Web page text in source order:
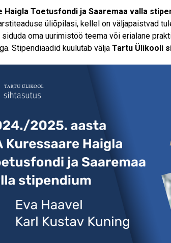
Haigla Toetusfondi ja Saaremaa valla
üliõpilasi, kellel on väljapaistvad
oma uurimistöö teema või erialane
Stipendiaadid kuulutab välja Tartu Ülikooli